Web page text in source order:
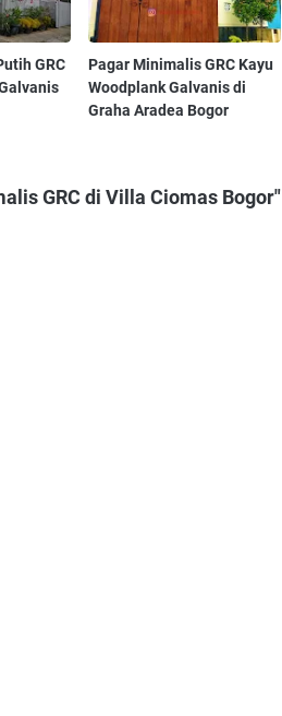
GRC
Pagar Minimalis GRC Kayu
Woodplank Galvanis di
Graha Aradea Bogor
GRC di Villa Ciomas Bogor"